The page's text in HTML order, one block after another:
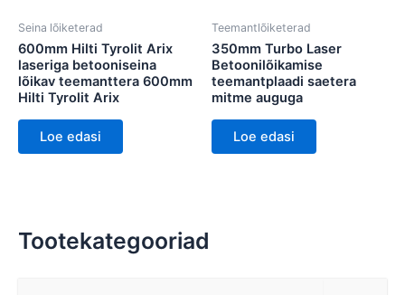
Seina lõiketerad
600mm Hilti Tyrolit Arix
laseriga betooniseina
lõikav teemanttera 600mm
Hilti Tyrolit Arix
Loe edasi
Teemantlõiketerad
350mm Turbo Laser
Betoonilõikamise
teemantplaadi saetera
mitme auguga
Loe edasi
Tootekategooriad